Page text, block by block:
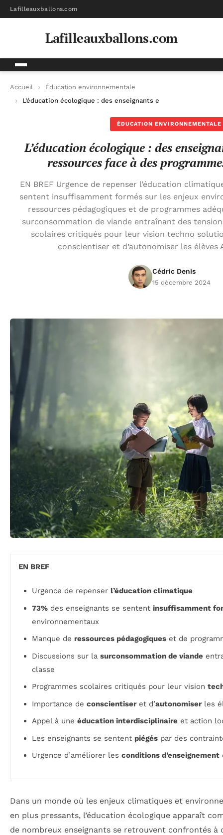
Lafilleauxballons.com
Lafilleauxballons.com
Accueil
Éducation environnementale
L’éducation écologique : des enseignants en manque de
ÉDUCATION ENVIRONNEMENTALE
L’éducation écologique : des
ressources face à des
EN BREF Urgence de repenser l’éducation
sentent insuffisamment formés sur les enjeux
ressources pédagogiques et de programmes
surconsommation de viande entraînant des
scolaires critiqués pour leur vision techno
conscientiser et d’autonomiser les élèves
Cédric Denis
15 décembre 2024
EN BREF
Urgence de repenser l’éducation climatique
73% des enseignants se sentent insuffisamment
environnementaux
Manque de ressources pédagogiques et de
Discussions sur la surconsommation de viande
classe
Programmes scolaires critiqués pour leur vision
Importance de conscientiseret d’autonomiserles
Appel à une éducation interdisciplinaire et action
Les enseignants se sentent piégés par des
Urgence d’améliorer les conditions d’enseignement
Dans un monde où les enjeux climatiques et
en plus pressants, l’éducation écologique apparaît
de nombreux enseignants se retrouvent confrontés à